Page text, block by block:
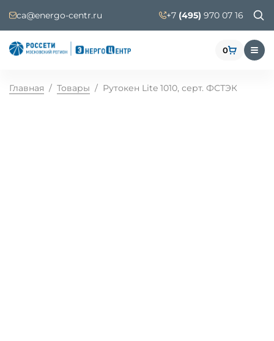
ca@energo-centr.ru +7 (495) 970 07 16
0
Главная / Товары / Рутокен Lite 1010, серт. ФСТЭК